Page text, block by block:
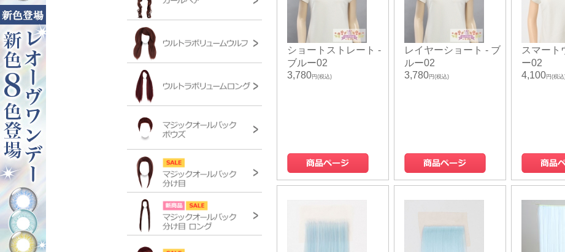
ショートストレート -
ブルー02
3,780円(税込)
レイヤーショート - ブ
ルー02
3,780円(税込)
スマート
ー02
4,100円(税